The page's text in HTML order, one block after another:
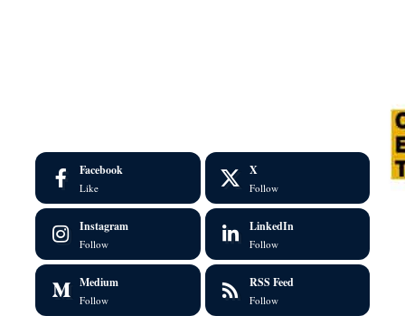
Facebook
Like
X
Follow
Instagram
Follow
LinkedIn
Follow
Medium
Follow
RSS Feed
Follow